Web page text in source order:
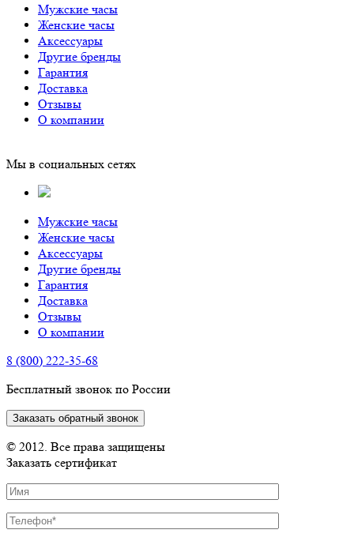
Мужские часы
Женские часы
Аксессуары
Другие бренды
Гарантия
Доставка
Отзывы
О компании
Мы в социальных сетях
Мужские часы
Женские часы
Аксессуары
Другие бренды
Гарантия
Доставка
Отзывы
О компании
8 (800) 222-35-68
Бесплатный звонок по России
Заказать обратный звонок
© 2012. Все права защищены
Заказать сертификат